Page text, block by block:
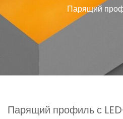
Парящий
Парящий профиль с